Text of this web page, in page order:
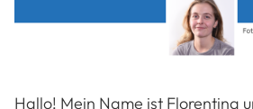
Hallo! Mein Name ist Florentina